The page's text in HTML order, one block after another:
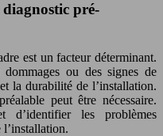
pré-
est un facteur déterminant.
ou des signes de
la durabilité de l’installation.
peut être nécessaire.
d’identifier les problèmes
l’installation.